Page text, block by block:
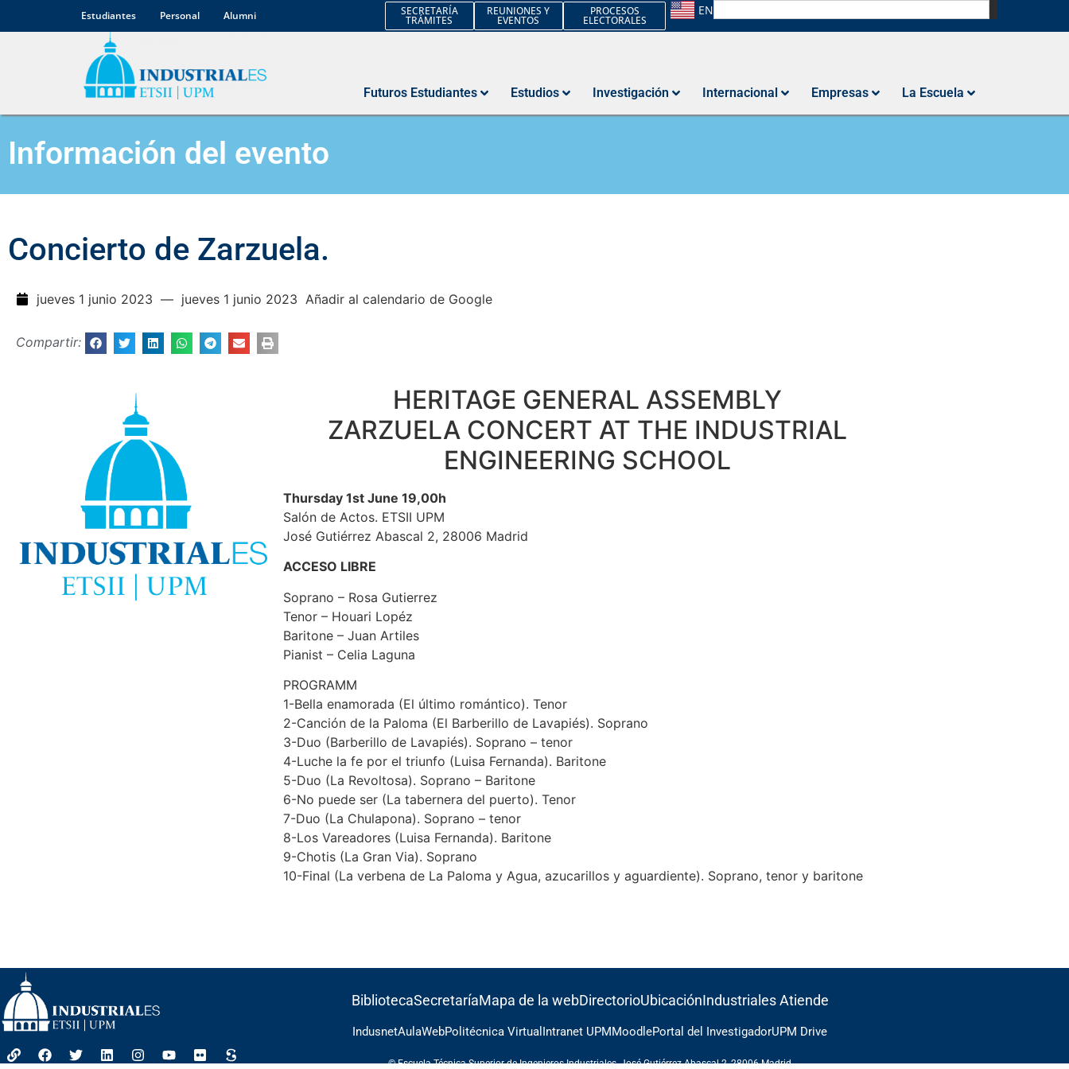
Estudiantes Personal Alumni SECRETARÍA
TRÁMITES
REUNIONES Y
EVENTOS
PROCESOS
ELECTORALES
EN
Futuros Estudiantes Estudios Investigación Internacional Empresas La Escuela
Información del evento
Concierto de Zarzuela.
jueves 1 junio 2023 — jueves 1 junio 2023 Añadir al calendario de Google
Compartir:
HERITAGE GENERAL ASSEMBLY
ZARZUELA CONCERT AT THE INDUSTRIAL
ENGINEERING SCHOOL
Thursday 1st June 19,00h
Salón de Actos. ETSII UPM
José Gutiérrez Abascal 2, 28006 Madrid
ACCESO LIBRE
Soprano – Rosa Gutierrez
Tenor – Houari Lopéz
Baritone – Juan Artiles
Pianist – Celia Laguna
PROGRAMM
1-Bella enamorada (El último romántico). Tenor
2-Canción de la Paloma (El Barberillo de Lavapiés). Soprano
3-Duo (Barberillo de Lavapiés). Soprano – tenor
4-Luche la fe por el triunfo (Luisa Fernanda). Baritone
5-Duo (La Revoltosa). Soprano – Baritone
6-No puede ser (La tabernera del puerto). Tenor
7-Duo (La Chulapona). Soprano – tenor
8-Los Vareadores (Luisa Fernanda). Baritone
9-Chotis (La Gran Via). Soprano
10-Final (La verbena de La Paloma y Agua, azucarillos y aguardiente). Soprano, tenor y baritone
BibliotecaSecretaríaMapa de la webDirectorioUbicaciónIndustriales Atiende
IndusnetAulaWebPolitécnica Virtual Intranet UPMMoodlePortal del InvestigadorUPM Drive
© Escuela Técnica Superior de Ingenieros Industriales, José Gutiérrez Abascal 2, 28006 Madrid